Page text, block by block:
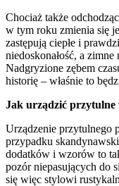
Chociaż także
w tym roku zmienia się
zastępują ciepłe i
niedoskonałość, a zimne
Nadgryzione zębem
historię – właśnie to
Jak urządzić przytulne
Urządzenie przytulnego
przypadku
dodatków i wzorów to
pozór niepasujących do
się więc stylowi